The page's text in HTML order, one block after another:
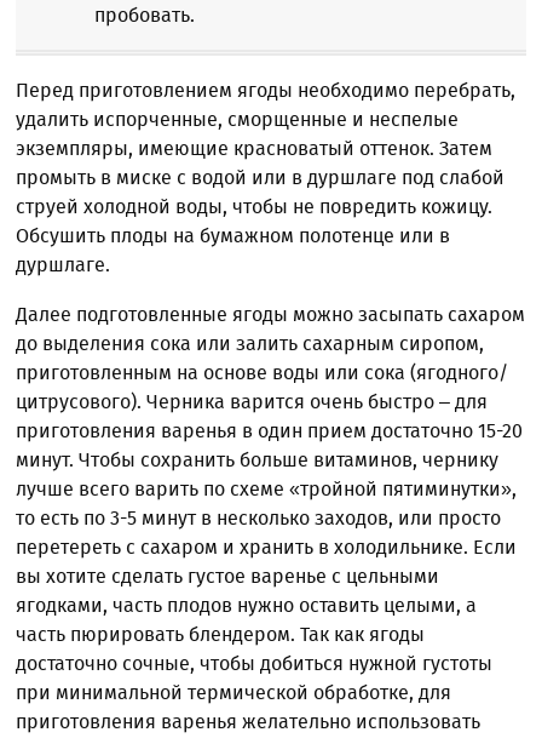
пробовать.
Перед приготовлением ягоды необходимо перебрать,
удалить испорченные, сморщенные и неспелые
экземпляры, имеющие красноватый оттенок. Затем
промыть в миске с водой или в дуршлаге под слабой
струей холодной воды, чтобы не повредить кожицу.
Обсушить плоды на бумажном полотенце или в
дуршлаге.
Далее подготовленные ягоды можно засыпать сахаром
до выделения сока или залить сахарным сиропом,
приготовленным на основе воды или сока (ягодного/
цитрусового). Черника варится очень быстро – для
приготовления варенья в один прием достаточно 15-20
минут. Чтобы сохранить больше витаминов, чернику
лучше всего варить по схеме «тройной пятиминутки»,
то есть по 3-5 минут в несколько заходов, или просто
перетереть с сахаром и хранить в холодильнике. Если
вы хотите сделать густое варенье с цельными
ягодками, часть плодов нужно оставить целыми, а
часть пюрировать блендером. Так как ягоды
достаточно сочные, чтобы добиться нужной густоты
при минимальной термической обработке, для
приготовления варенья желательно использовать